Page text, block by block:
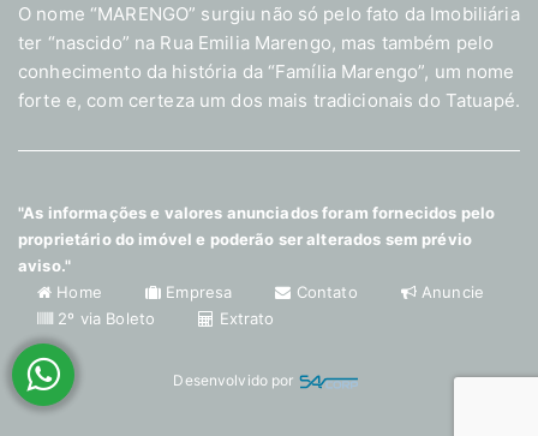
O nome “MARENGO” surgiu não só pelo fato da Imobiliária
ter “nascido” na Rua Emilia Marengo, mas também pelo
conhecimento da história da “Família Marengo”, um nome
forte e, com certeza um dos mais tradicionais do Tatuapé.
"As informações e valores anunciados foram fornecidos pelo
proprietário do imóvel e poderão ser alterados sem prévio
aviso."
Home
Empresa Contato
Anuncie
2º via Boleto
Extrato
Desenvolvido por